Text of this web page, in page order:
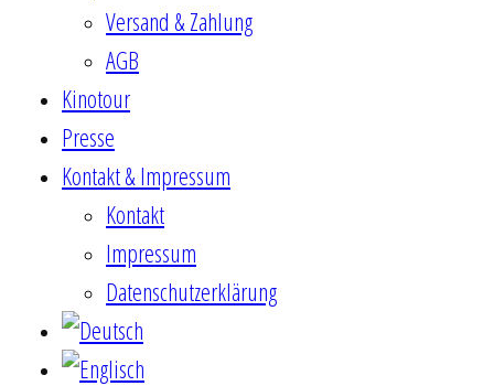
Versand & Zahlung
AGB
Kinotour
Presse
Kontakt & Impressum
Kontakt
Impressum
Datenschutzerklärung